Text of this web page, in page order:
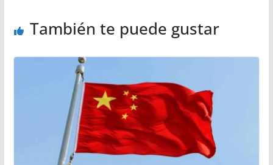
También te puede gustar